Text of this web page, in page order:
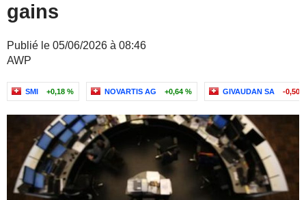
gains
Publié le 05/06/2026 à 08:46
AWP
SMI +0,18 % NOVARTIS AG +0,64 % GIVAUDAN SA -0,50